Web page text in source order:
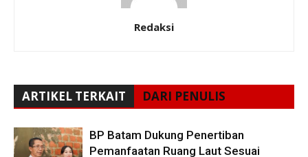
Redaksi
ARTIKEL TERKAIT DARI PENULIS
BP Batam Dukung Penertiban
Pemanfaatan Ruang Laut Sesuai